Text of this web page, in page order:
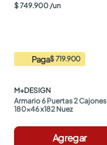
$749.900 /un
Paga$ 719.900
M+DESIGN
Armario 6 Puertas 2 Cajones
180x46 x182 Nuez
Agregar